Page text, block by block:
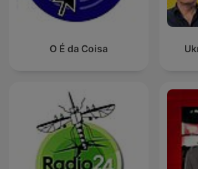
O É da Coisa